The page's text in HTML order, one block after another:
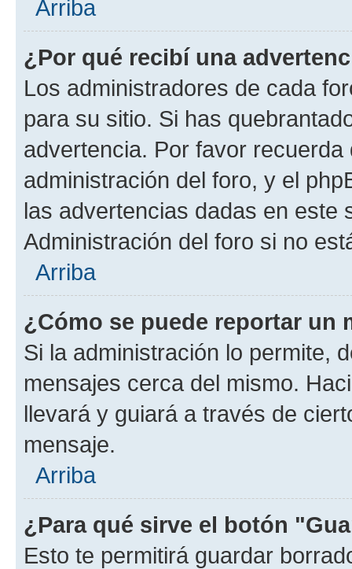
Arriba
¿Por qué recibí una
Los administradores de cada
para su sitio. Si has
advertencia. Por favor
administración del foro, y el
las advertencias dadas en este
Administración del foro si no
Arriba
¿Cómo se puede reportar un
Si la administración lo permite,
mensajes cerca del mismo.
llevará y guiará a través de
mensaje.
Arriba
¿Para qué sirve el botón
Esto te permitirá guardar